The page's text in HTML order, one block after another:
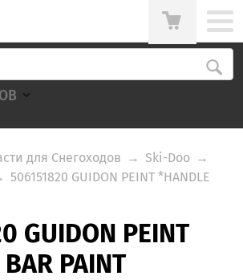
для Снегоходов → Ski-Doo →
506151820 GUIDON PEINT *HANDLE
GUIDON PEINT
PAINT